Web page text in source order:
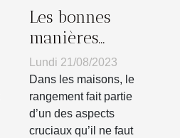
Les bonnes
manières
pour choisir
son crochet
mural
Lundi 21/08/2023
Dans les maisons, le
rangement fait partie
d’un des aspects
cruciaux qu’il ne faut